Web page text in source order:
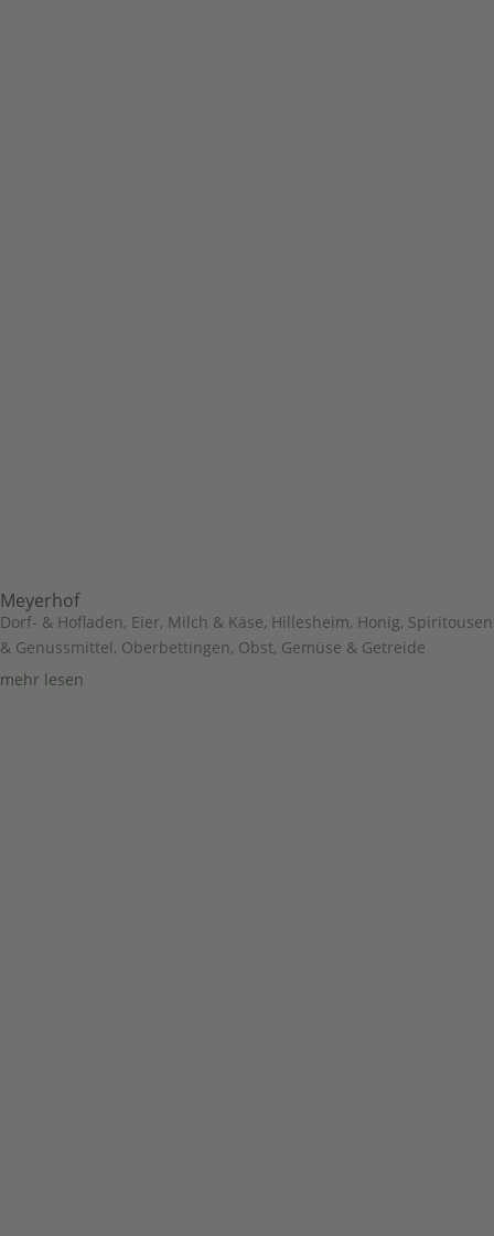
Meyerhof
Dorf- & Hofladen, Eier, Milch & Käse, Hillesheim, Honig, Spiritousen
& Genussmittel, Oberbettingen, Obst, Gemüse & Getreide
mehr lesen